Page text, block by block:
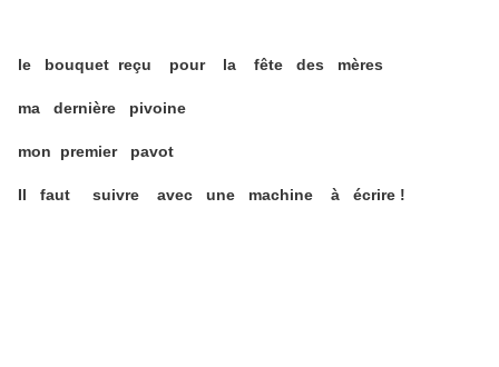
le bouquet reçu pour la fête des mères
ma dernière pivoine
mon premier pavot
Il faut suivre avec une machine à écrire !